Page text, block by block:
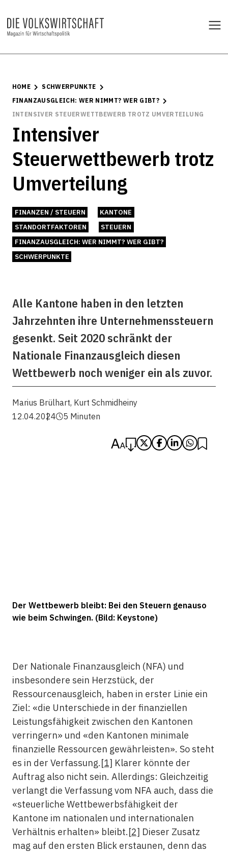
HOME
SCHWERPUNKTE
FINANZAUSGLEICH: WER NIMMT? WER GIBT?
INTENSIVER STEUERWETTBEWERB TROTZ UMVERTEILUNG
Intensiver
Steuerwettbewerb trotz
Umverteilung
FINANZEN / STEUERN
KANTONE
STANDORTFAKTOREN
STEUERN
FINANZAUSGLEICH: WER NIMMT? WER GIBT?
SCHWERPUNKTE
Alle Kantone haben in den letzten
Jahrzehnten ihre Unternehmenssteuern
gesenkt. Seit 2020 schränkt der
Nationale Finanzausgleich diesen
Wettbewerb noch weniger ein als zuvor.
Marius Brülhart, Kurt Schmidheiny
12.04.2024
5 Minuten
Der Wettbewerb bleibt: Bei den Steuern genauso
wie beim Schwingen. (Bild: Keystone)
Der Nationale Finanzausgleich (NFA) und
insbesondere sein Herzstück, der
Ressourcenausgleich, haben in erster Linie ein
Ziel: «die Unterschiede in der finanziellen
Leistungsfähigkeit zwischen den Kantonen
verringern» und «den Kantonen minimale
finanzielle Ressourcen gewährleisten». So steht
es in der Verfassung.[1] Klarer könnte der
Auftrag also nicht sein. Allerdings: Gleichzeitig
verlangt die Verfassung vom NFA auch, dass die
«steuerliche Wettbewerbsfähigkeit der
Kantone im nationalen und internationalen
Verhältnis erhalten» bleibt.[2] Dieser Zusatz
mag auf den ersten Blick erstaunen, denn das